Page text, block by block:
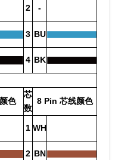
2 -
3 BU
4 BK
色
芯
数
8 Pin 芯线颜色
1 WH
2 BN